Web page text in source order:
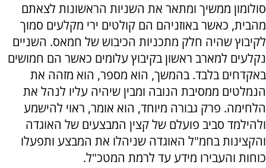
סולומון ממשיך ומתאר את השניות הראשונות לצאתם
מהבית, כאשר באוזניהם הם קולטים ירי מקלעים סמוך
לקיבוץ שהיה חלק מתכניות הכיבוש של חמאס. השניים
נקלעים למארב ראשון בקיבוץ עלומים כאשר הם חמושים
באקדחים בלבד. בהמשך, הוא מספר, הוא מזהה את
הנמלטים ממסיבת הנובה ומבין שיהיה עליו לנהל את
הלחימה. פרק גבורה מיוחד, הוא אומר, ראוי להישמע
ולהילמד סביב פועלם של קצין המבצעים של האוגדה
והקצינות בחמ"ל האוגדה שניהלו את המבצע ותפעלו
כוחות והעבירו מידע עד לרמת המטכ"ל.